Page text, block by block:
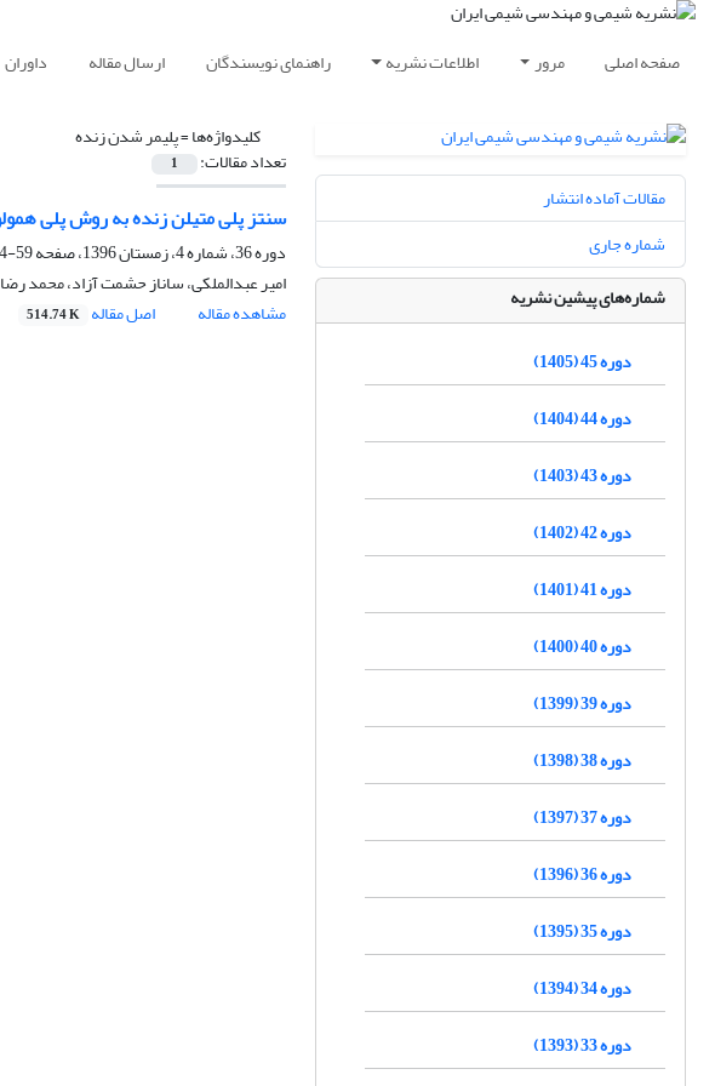
صفحه اصلی مرور اطلاعات نشریه راهنمای نویسندگان ارسال مقاله داوران
کلیدواژه‌ها =پلیمر شدن زنده
تعداد مقالات: 1
سنتز پلی متیلن زنده به روش پلی
دوره 36، شماره 4، زمستان 1396، صفحه
59-64
امیر عبدالملکی، ساناز حشمت آزاد، محمد
مشاهده مقاله
اصل مقاله 514.74 K
مقالات آماده انتشار
شماره جاری
شماره‌های پیشین نشریه
دوره 45 (1405)
دوره 44 (1404)
دوره 43 (1403)
دوره 42 (1402)
دوره 41 (1401)
دوره 40 (1400)
دوره 39 (1399)
دوره 38 (1398)
دوره 37 (1397)
دوره 36 (1396)
دوره 35 (1395)
دوره 34 (1394)
دوره 33 (1393)